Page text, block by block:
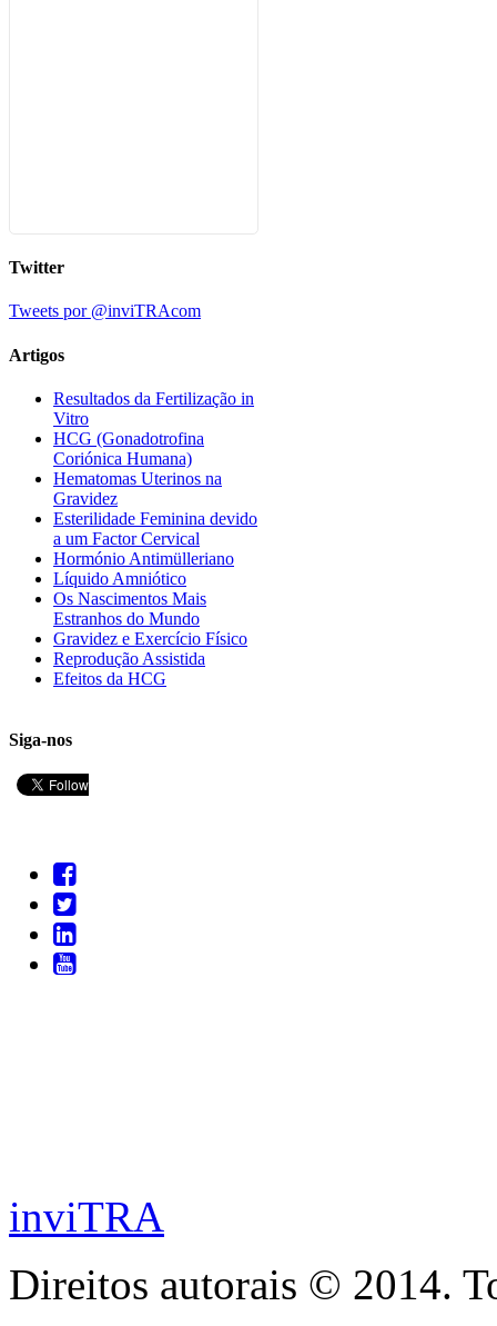
Twitter
Tweets por @inviTRAcom
Artigos
Resultados da Fertilização in
Vitro
HCG (Gonadotrofina
Coriónica Humana)
Hematomas Uterinos na
Gravidez
Esterilidade Feminina devido
a um Factor Cervical
Hormónio Antimülleriano
Líquido Amniótico
Os Nascimentos Mais
Estranhos do Mundo
Gravidez e Exercício Físico
Reprodução Assistida
Efeitos da HCG
Siga-nos
inviTRA
Direitos autorais © 2014.